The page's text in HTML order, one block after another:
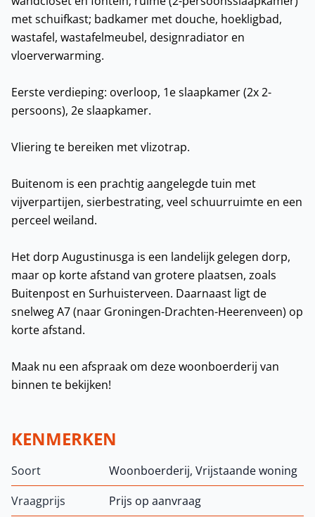
met schuifkast; badkamer met douche, hoekligbad,
wastafel, wastafelmeubel, designradiator en
vloerverwarming.
Eerste verdieping: overloop, 1e slaapkamer (2x 2-
persoons), 2e slaapkamer.
Vliering te bereiken met vlizotrap.
Buitenom is een prachtig aangelegde tuin met
vijverpartijen, sierbestrating, veel schuurruimte en een
perceel weiland.
Het dorp Augustinusga is een landelijk gelegen dorp,
maar op korte afstand van grotere plaatsen, zoals
Buitenpost en Surhuisterveen. Daarnaast ligt de
snelweg A7 (naar Groningen-Drachten-Heerenveen) op
korte afstand.
Maak nu een afspraak om deze woonboerderij van
binnen te bekijken!
KENMERKEN
Soort
Woonboerderij, Vrijstaande woning
Vraagprijs
Prijs op aanvraag